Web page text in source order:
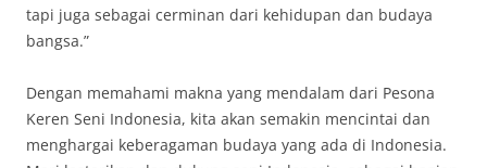
tapi juga sebagai cerminan dari kehidupan dan budaya
bangsa.”
Dengan memahami makna yang mendalam dari Pesona
Keren Seni Indonesia, kita akan semakin mencintai dan
menghargai keberagaman budaya yang ada di Indonesia.